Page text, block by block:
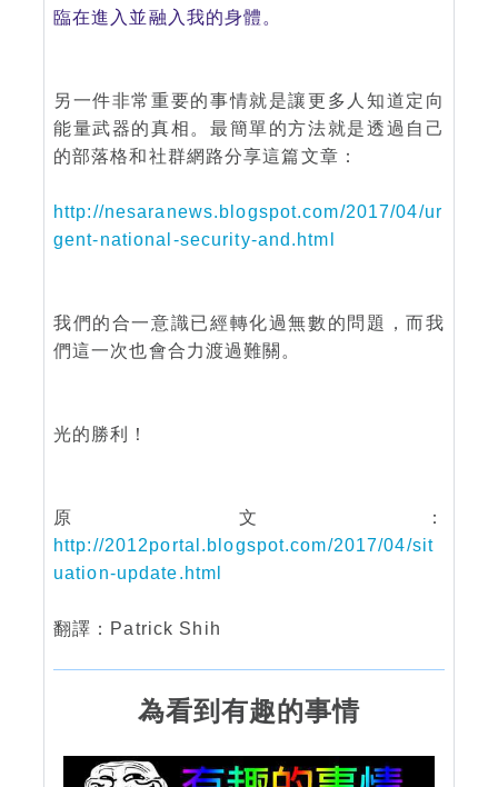
臨在進入並融入我的身體。
另一件非常重要的事情就是讓更多人知道定向
能量武器的真相。最簡單的方法就是透過自己
的部落格和社群網路分享這篇文章：
http://nesaranews.blogspot.com/2017/04/ur
gent-national-security-and.html
我們的合一意識已經轉化過無數的問題，而我
們這一次也會合力渡過難關。
光的勝利！
原文：
http://2012portal.blogspot.com/2017/04/sit
uation-update.html
翻譯：Patrick Shih
為看到有趣的事情